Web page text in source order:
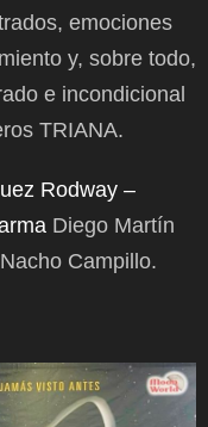
emociones
y, sobre todo,
e incondicional
TRIANA.
Rodway –
Diego Martín
Campillo.